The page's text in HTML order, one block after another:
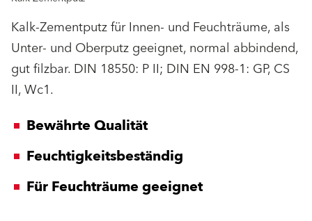
Kalk-Zementputz für Innen- und Feuchträume, als
Unter- und Oberputz geeignet, normal abbindend,
gut filzbar. DIN 18550: P II; DIN EN 998-1: GP, CS
II, Wc1.
Bewährte Qualität
Feuchtigkeitsbeständig
Für Feuchträume geeignet